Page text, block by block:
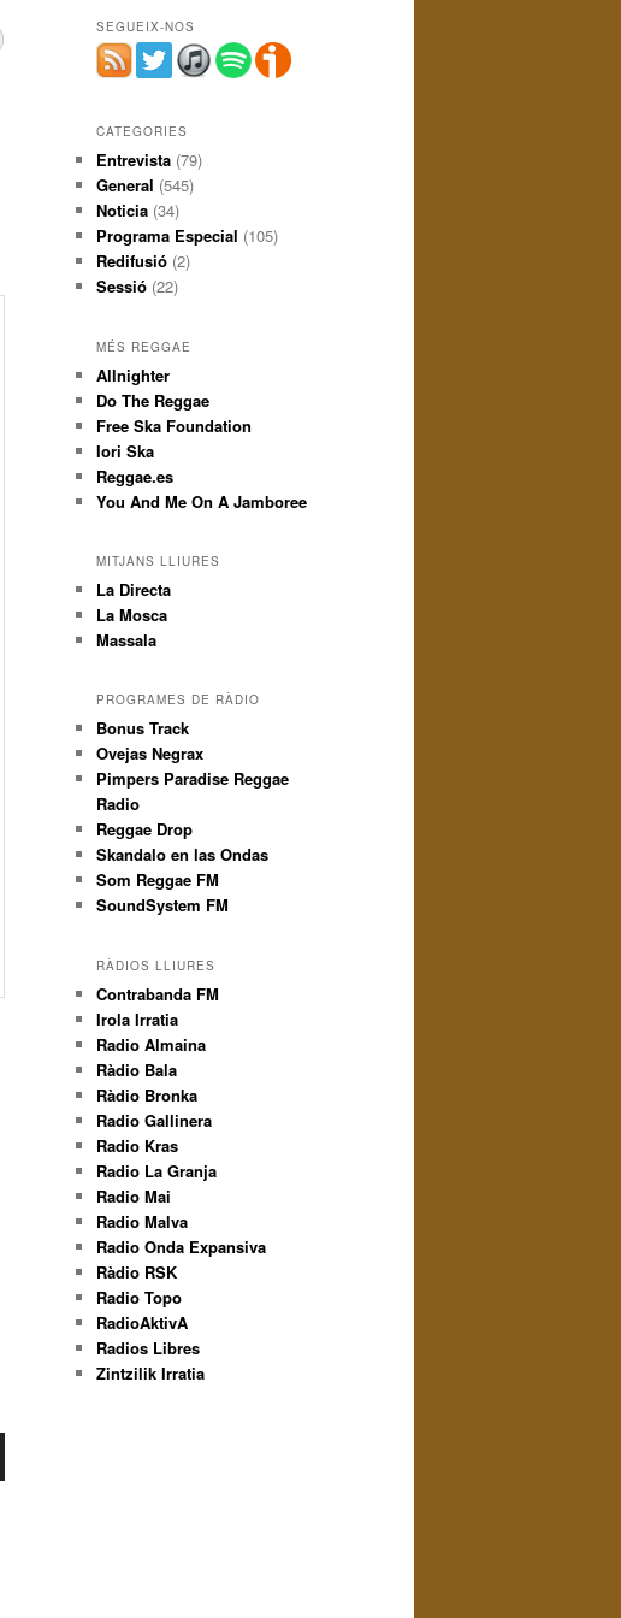
SEGUEIX-NOS
CATEGORIES
Entrevista (79)
General (545)
Noticia (34)
Programa Especial (105)
Redifusió (2)
Sessió (22)
MÉS REGGAE
Allnighter
Do The Reggae
Free Ska Foundation
Iori Ska
Reggae.es
You And Me On A Jamboree
MITJANS LLIURES
La Directa
La Mosca
Massala
PROGRAMES DE RÀDIO
Bonus Track
Ovejas Negrax
Pimpers Paradise Reggae
Radio
Reggae Drop
Skandalo en las Ondas
Som Reggae FM
SoundSystem FM
RÀDIOS LLIURES
Contrabanda FM
Irola Irratia
Radio Almaina
Ràdio Bala
Ràdio Bronka
Radio Gallinera
Radio Kras
Radio La Granja
Radio Mai
Radio Malva
Radio Onda Expansiva
Ràdio RSK
Radio Topo
RadioAktivA
Radios Libres
Zintzilik Irratia